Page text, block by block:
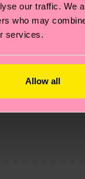
our traffic. We
who may
services.
Allow all
etiche,
Dai